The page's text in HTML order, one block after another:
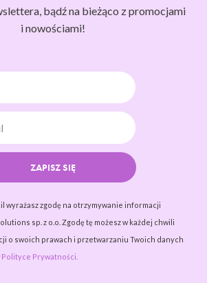
bądź na bieżąco z promocjami
i nowościami!
ZAPISZ SIĘ
wyrażasz zgodę na otrzymywanie informacji
sp. z o.o. Zgodę tę możesz w każdej chwili
o swoich prawach i przetwarzaniu Twoich danych
Polityce Prywatności.